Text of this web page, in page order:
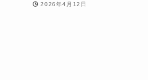
2026年4月12日